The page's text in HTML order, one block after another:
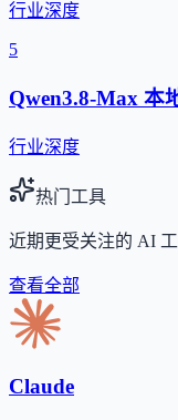
行业深度
5
Qwen3.8-Max 本
行业深度
热门工具
近期更受关注的 AI 工
查看全部
Claude